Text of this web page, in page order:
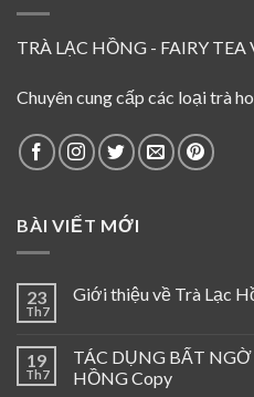
TRÀ LẠC HỒNG - FAIRY
Chuyên cung cấp các loại trà
BÀI VIẾT MỚI
23
Th7
Giới thiệu về Trà Lạc
19
Th7
TÁC DỤNG BẤT
HỒNG Copy